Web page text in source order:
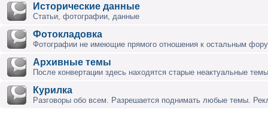
Исторические данные
Статьи, фотографии, данные
Фотокладовка
Фотографии не имеющие прямого отношения к остальным
Архивные темы
После конвертации здесь находятся старые неактуальные
Курилка
Разговоры обо всем. Разрешается поднимать любые темы.